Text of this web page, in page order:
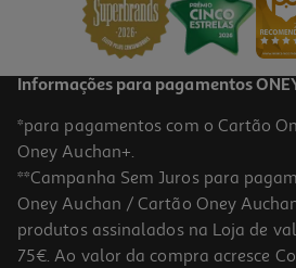
Informações para pagamentos
*para pagamentos com o Cartão
Oney Auchan+.
**Campanha Sem Juros para
Oney Auchan / Cartão Oney
produtos assinalados na Loja de
75€. Ao valor da compra acresce